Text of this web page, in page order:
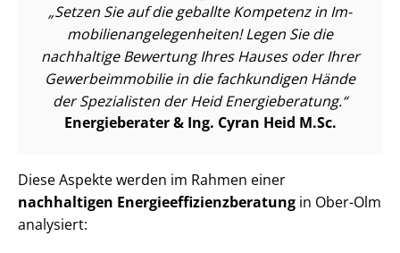
Setzen Sie auf die geballte Kompetenz in Im­
mo­bi­li­en­an­ge­le­gen­hei­ten! Legen Sie die
nachhaltige Bewertung Ihres Hauses oder Ihrer
Ge­wer­be­im­mo­bi­lie in die fachkundigen Hände
der Spezialisten der Heid Energieberatung.
Energieberater & Ing. Cyran Heid M.Sc.
Diese Aspekte werden im Rahmen einer
nachhaltigen En­er­gie­ef­fi­zi­enz­be­ra­tung in Ober-Olm
analysiert: